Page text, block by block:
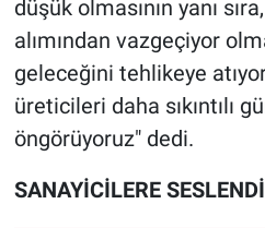
düşük olmasının yanı
alımından vazgeçiyor
geleceğini tehlikeye
üreticileri daha sıkıntılı
öngörüyoruz" dedi.
SANAYİCİLERE SESLENDİ